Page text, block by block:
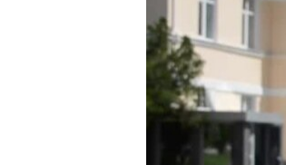
КРЫМ.НЕПОКОРЕННЫЙ
УКРАИНСКАЯ ПРОБЛЕМА КРЫМА